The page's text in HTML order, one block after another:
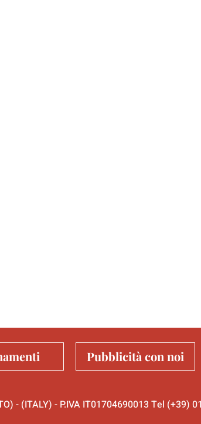
Pubblicità con noi
- (ITALY) - P.IVA IT01704690013 Tel (+39)